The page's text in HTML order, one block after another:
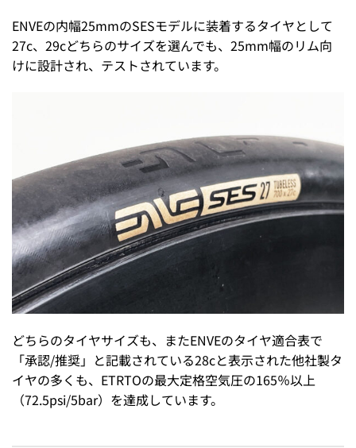
ENVEの内幅25mmのSESモデルに装着するタイヤとして
27c、29cどちらのサイズを選んでも、25mm幅のリム向
けに設計され、テストされています。
どちらのタイヤサイズも、またENVEのタイヤ適合表で
「承認/推奨」と記載されている28cと表示された他社製タ
イヤの多くも、ETRTOの最大定格空気圧の165％以上
（72.5psi/5bar）を達成しています。